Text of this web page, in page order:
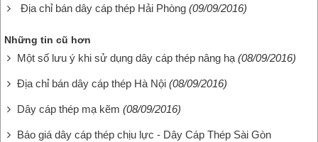
Địa chỉ bán dây cáp thép Hải Phòng (09/09/2016)
Những tin cũ hơn
Một số lưu ý khi sử dụng dây cáp thép nâng hạ (08/09/2016)
Địa chỉ bán dây cáp thép Hà Nội (08/09/2016)
Dây cáp thép mạ kẽm (08/09/2016)
Báo giá dây cáp thép chịu lực - Dây Cáp Thép Sài Gòn